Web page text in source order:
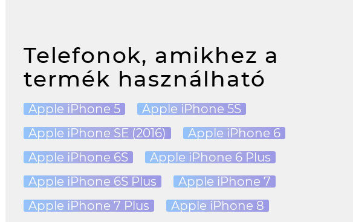
Telefonok, amikhez a
termék használható
Apple iPhone 5
Apple iPhone 5S
Apple iPhone SE (2016)
Apple iPhone 6
Apple iPhone 6S
Apple iPhone 6 Plus
Apple iPhone 6S Plus
Apple iPhone 7
Apple iPhone 7 Plus
Apple iPhone 8